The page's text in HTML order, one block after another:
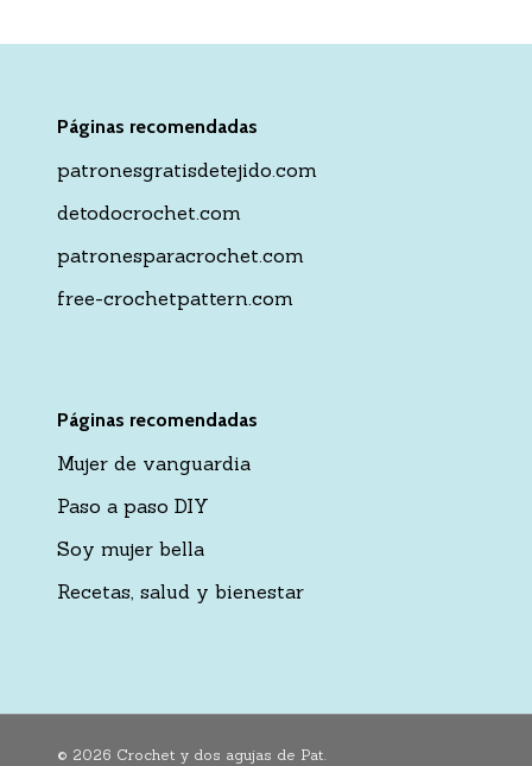
Páginas recomendadas
patronesgratisdetejido.com
detodocrochet.com
patronesparacrochet.com
free-crochetpattern.com
Páginas recomendadas
Mujer de vanguardia
Paso a paso DIY
Soy mujer bella
Recetas, salud y bienestar
© 2026 Crochet y dos agujas de Pat.